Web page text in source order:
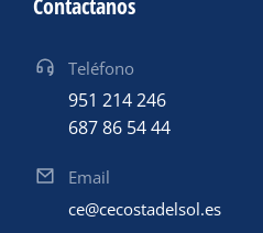
Contactanos
Teléfono
951 214 246
687 86 54 44
Email
ce@cecostadelsol.es